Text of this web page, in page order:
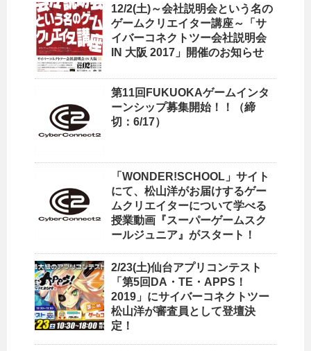
12/2(土)～会社説明会という名の
ゲームクリエイター講座～「サ
イバーコネクトツー会社説明会
IN 大阪 2017」開催のお知らせ
第11回FUKUOKAゲームインタ
ーンシップ募集開始！！（締
切：6/17）
「WONDER!SCHOOL」サイト
にて、松山洋がお届けするゲー
ムクリエイターについて学べる
授業動画『スーパーゲームスク
ールジュニア』がスタート！
2/23(土)仙台アプリコンテスト
「第5回DA・TE・APPS！
2019」にサイバーコネクトツー
松山洋が審査員として登壇決
定！